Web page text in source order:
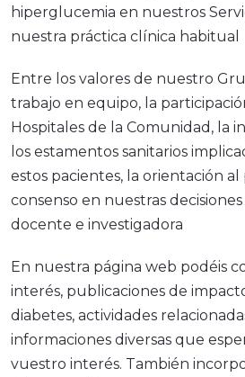
hiperglucemia en nuestros
nuestra práctica clínica habitual
Entre los valores de nuestro
trabajo en equipo, la
Hospitales de la Comunidad, la
los estamentos sanitarios
estos pacientes, la orientación al
consenso en nuestras
docente e investigadora
En nuestra página web podéis
interés, publicaciones de
diabetes, actividades
informaciones diversas que
vuestro interés. También